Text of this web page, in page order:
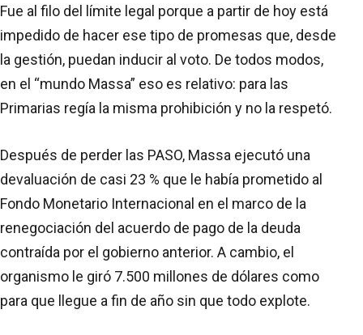
Fue al filo del límite legal porque a partir de hoy está
impedido de hacer ese tipo de promesas que, desde
la gestión, puedan inducir al voto. De todos modos,
en el “mundo Massa” eso es relativo: para las
Primarias regía la misma prohibición y no la respetó.
Después de perder las PASO, Massa ejecutó una
devaluación de casi 23 % que le había prometido al
Fondo Monetario Internacional en el marco de la
renegociación del acuerdo de pago de la deuda
contraída por el gobierno anterior. A cambio, el
organismo le giró 7.500 millones de dólares como
para que llegue a fin de año sin que todo explote.